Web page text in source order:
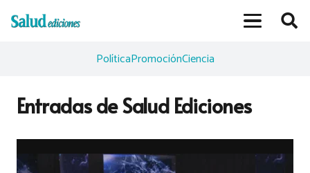
PolíticaPromociónCiencia
Entradas de Salud Ediciones